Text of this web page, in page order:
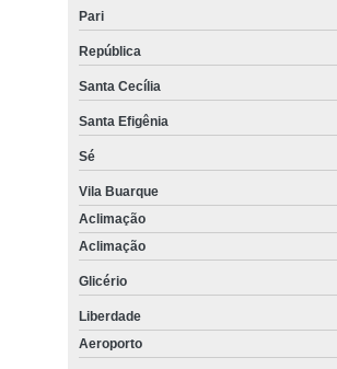
Pari
República
Santa Cecília
Santa Efigênia
Sé
Vila Buarque
Aclimação
Aclimação
Glicério
Liberdade
Aeroporto